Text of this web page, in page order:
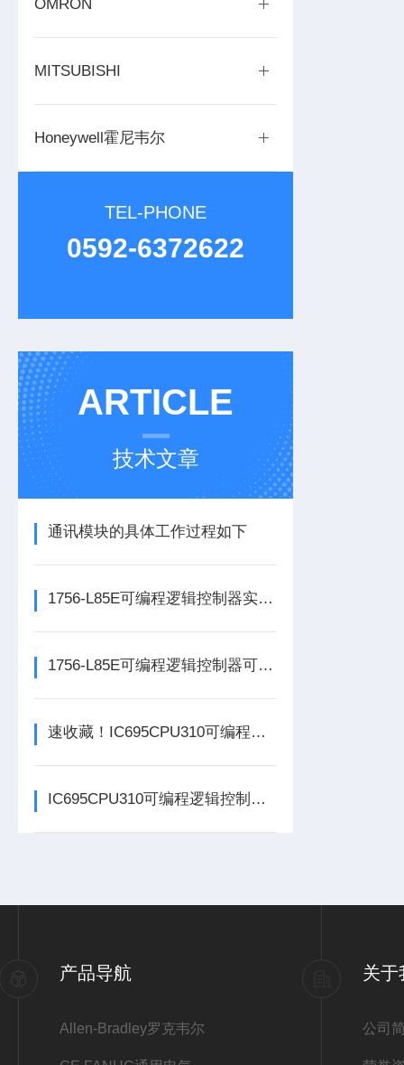
OMRON
MITSUBISHI
Honeywell霍尼韦尔
TEL-PHONE
0592-6372622
ARTICLE
技术文章
通讯模块的具体工作过程如下
1756-L85E可编程逻辑控制器实操应用常见问题分析及解决方法探讨
1756-L85E可编程逻辑控制器可满足多行业自动化精准控制需求
速收藏！IC695CPU310可编程逻辑控制器常见故障的解决方法分享
IC695CPU310可编程逻辑控制器在各行业中具体应用分享
产品导航
Allen-Bradley罗克韦尔
关于
公司